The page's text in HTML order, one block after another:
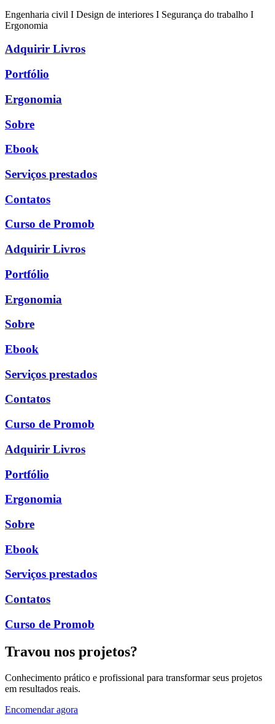
Engenharia civil I Design de interiores I Segurança do trabalho I
Ergonomia
Adquirir Livros
Portfólio
Ergonomia
Sobre
Ebook
Serviços prestados
Contatos
Curso de Promob
Adquirir Livros
Portfólio
Ergonomia
Sobre
Ebook
Serviços prestados
Contatos
Curso de Promob
Adquirir Livros
Portfólio
Ergonomia
Sobre
Ebook
Serviços prestados
Contatos
Curso de Promob
Travou nos projetos?
Conhecimento prático e profissional para transformar seus projetos
em resultados reais.
Encomendar agora